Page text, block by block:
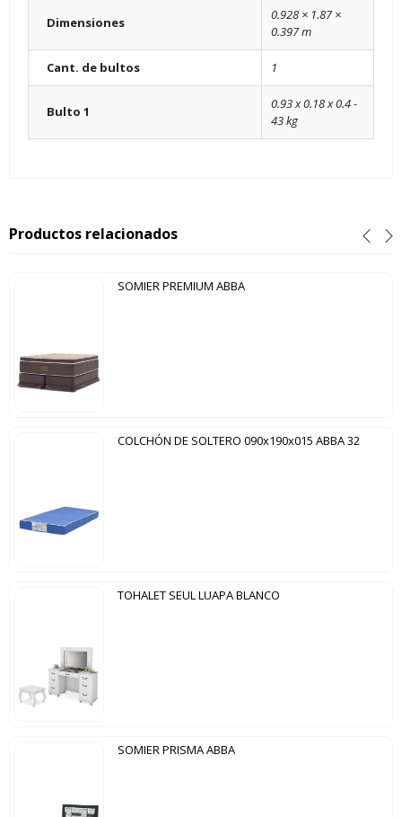
Dimensiones
0.928 × 1.87 ×
0.397 m
Cant. de bultos 1
Bulto 1
0.93 x 0.18 x 0.4 -
43 kg
Productos relacionados
SOMIER PREMIUM ABBA
COLCHÓN DE SOLTERO 090x190x015 ABBA 32
TOHALET SEUL LUAPA BLANCO
SOMIER PRISMA ABBA